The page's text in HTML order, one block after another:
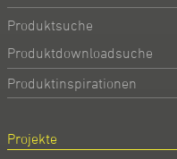
Produktsuche
Produktdownloadsuche
Produktinspirationen
Projekte